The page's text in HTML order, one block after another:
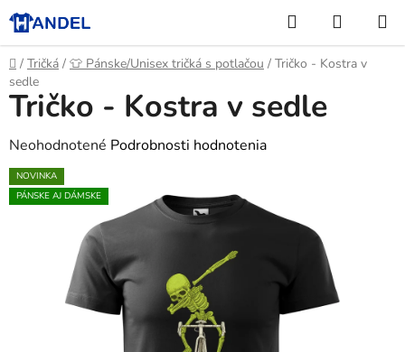
Prejsť
na
obsah
Hľadať
KOŠÍK
Domov
/ Tričká / 👕 Pánske/Unisex tričká s potlačou / Tričko - Kostra v
sedle
Tričko - Kostra v sedle
Priemerné
hodnotenie
produktu
Neohodnotené Podrobnosti hodnotenia
NOVINKA
PÁNSKE AJ DÁMSKE